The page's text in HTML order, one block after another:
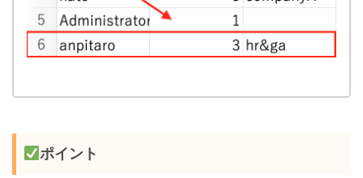
ポイント